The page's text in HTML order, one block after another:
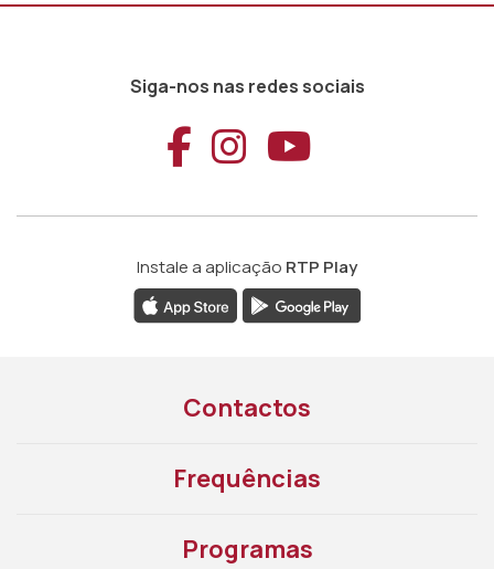
Siga-nos nas redes sociais
Aceder ao
Aceder ao
Aceder
Instale a aplicação RTP Play
Contactos
Frequências
Programas